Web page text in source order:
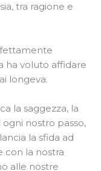
tra ragione e
ha voluto affidare
longeva.
la saggezza, la
ogni nostro passo,
la sfida ad
con la nostra
alle nostre